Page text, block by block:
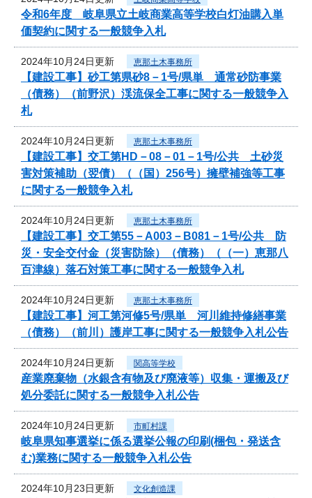
令和6年度 岐阜県立土岐商業高等学校白灯油購入単
価契約に関する一般競争入札
2024年10月24日更新 恵那土木事務所
【建設工事】砂工第県砂8－1号/県単 通常砂防事業
（債務）（前野沢）渓流保全工事に関する一般競争入
札
2024年10月24日更新 恵那土木事務所
【建設工事】交工第HD－08－01－1号/公共 土砂災
害対策補助（翌債）（（国）256号）擁壁補強等工事
に関する一般競争入札
2024年10月24日更新 恵那土木事務所
【建設工事】交工第55－A003－B081－1号/公共 防
災・安全交付金（災害防除）（債務）（（一）恵那八
百津線）落石対策工事に関する一般競争入札
2024年10月24日更新 恵那土木事務所
【建設工事】河工第河修5号/県単 河川維持修繕事業
（債務）（前川）護岸工事に関する一般競争入札公告
2024年10月24日更新 関高等学校
産業廃棄物（水銀含有物及び廃液等）収集・運搬及び
処分委託に関する一般競争入札公告
2024年10月24日更新 市町村課
岐阜県知事選挙に係る選挙公報の印刷(梱包・発送含
む)業務に関する一般競争入札公告
2024年10月23日更新 文化創造課